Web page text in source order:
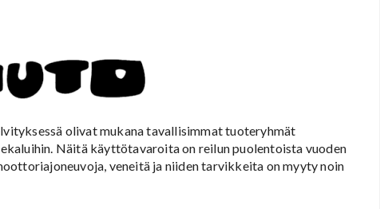
olivat mukana tavallisimmat tuoteryhmät
Näitä käyttötavaroita on reilun puolentoista vuoden
veneitä ja niiden tarvikkeita on myyty noin